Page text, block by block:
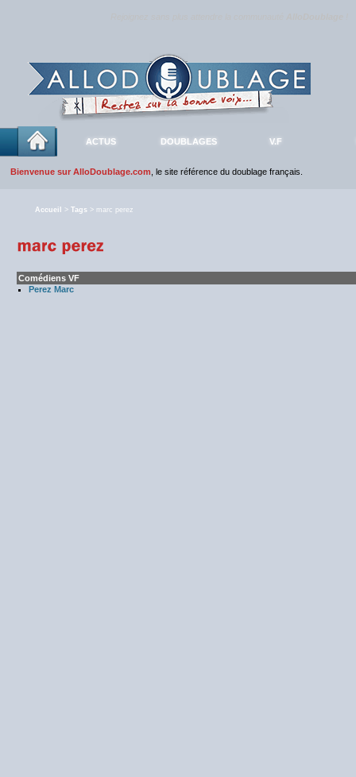
ACTUS DOUBLAGES V.F
Bienvenue sur AlloDoublage.com , le site référence du doublage français.
Accueil > Tags > marc perez
Comédiens VF
Perez Marc